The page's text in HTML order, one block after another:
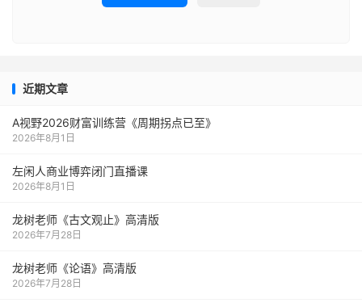
近期文章
A视野2026财富训练营《周期拐点已至》
2026年8月1日
左闲人商业博弈闭门直播课
2026年8月1日
龙树老师《古文观止》高清版
2026年7月28日
龙树老师《论语》高清版
2026年7月28日